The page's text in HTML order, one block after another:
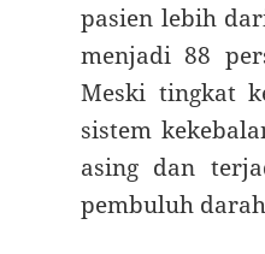
pasien lebih
menjadi 88
Meski tingkat
sistem
asing dan
pembuluh